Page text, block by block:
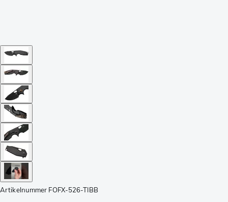
Artikelnummer FOFX-526-TIBB